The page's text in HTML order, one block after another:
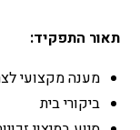
תאור התפקיד:
מענה מקצועי
ביקורי בית